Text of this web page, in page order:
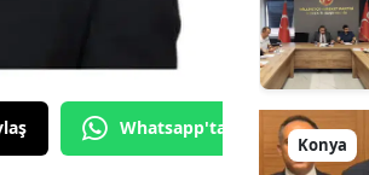
Whatsapp'tan Gönder
Konya